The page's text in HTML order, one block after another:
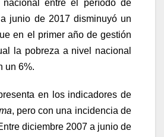
entre el período de
junio de 2017 disminuyó un
en el primer año de gestión
la pobreza a nivel nacional
un 6%.
en los indicadores de
, pero con una incidencia de
diciembre 2007 a junio de